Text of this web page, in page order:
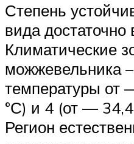
Степень
вида достаточно
Климатические
можжевельника
температуры
°С) и 4 (от —
Регион